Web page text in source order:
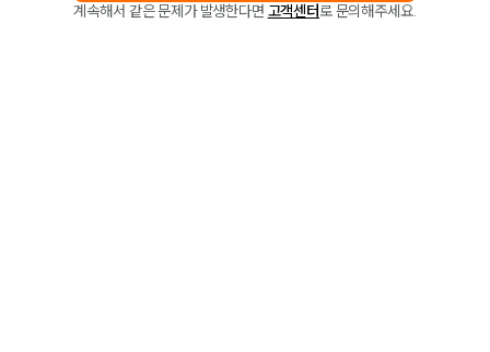
계속해서 같은 문제가 발생한다면 고객센터로 문의해주세요.